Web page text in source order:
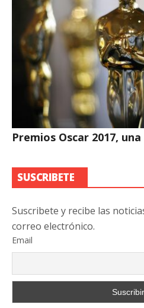
Premios Oscar 2017,
SUSCRIBETE
Suscribete y recibe las
correo electrónico.
Email